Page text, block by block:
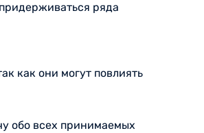
ряда
как они могут повлиять
обо всех принимаемых